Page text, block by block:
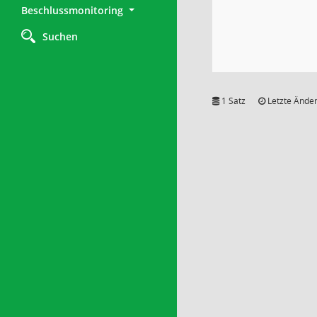
Beschlussmonitoring
Suchen
1 Satz Letzte